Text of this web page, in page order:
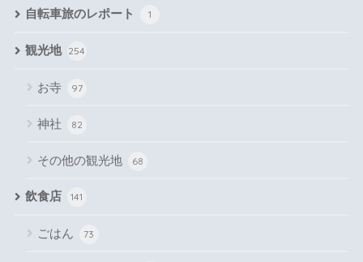
自転車旅のレポート 1
観光地 254
お寺 97
神社 82
その他の観光地 68
飲食店 141
ごはん 73